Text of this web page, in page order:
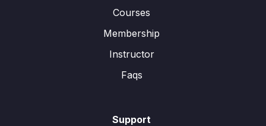
Courses
Membership
Instructor
Faqs
Support